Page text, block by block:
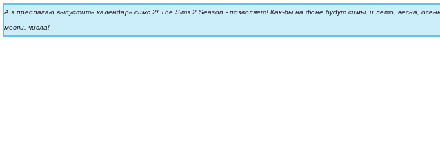
А я предлагаю выпустить календарь симс 2! The Sims 2 Season - позволяет! Как-бы на фоне будут симы, и лето, весна,
месяц, числа!